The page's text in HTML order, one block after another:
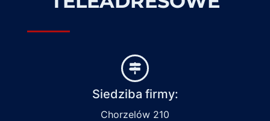
Siedziba firmy:
Chorzelów 210